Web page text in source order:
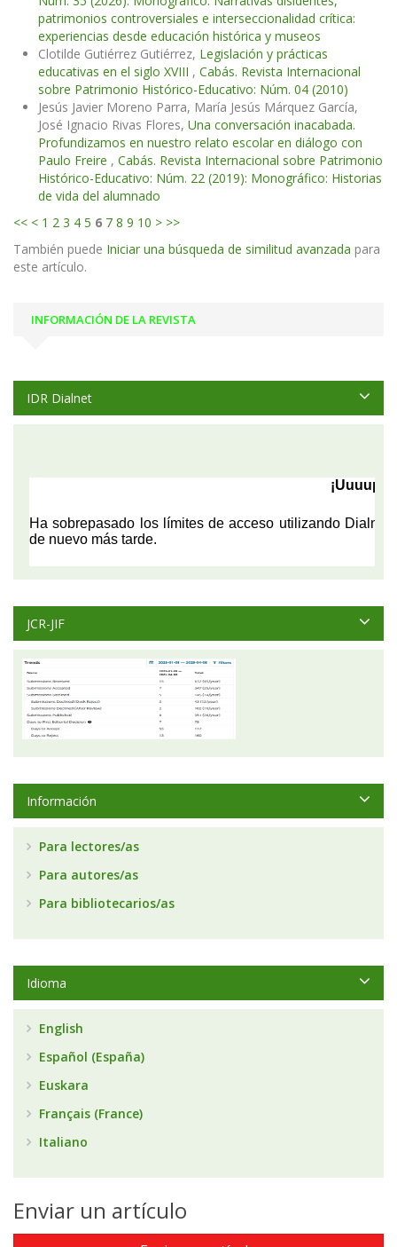
patrimonios controversiales e interseccionalidad crítica:
experiencias desde educación histórica y museos
Clotilde Gutiérrez Gutiérrez, Legislación y prácticas
educativas en el siglo XVIII , Cabás. Revista Internacional
sobre Patrimonio Histórico-Educativo: Núm. 04 (2010)
Jesús Javier Moreno Parra, María Jesús Márquez García,
José Ignacio Rivas Flores, Una conversación inacabada.
Profundizamos en nuestro relato escolar en diálogo con
Paulo Freire , Cabás. Revista Internacional sobre Patrimonio
Histórico-Educativo: Núm. 22 (2019): Monográfico: Historias
de vida del alumnado
<< < 1 2 3 4 5 6 7 8 9 10 > >>
También puede Iniciar una búsqueda de similitud avanzada para
este artículo.
INFORMACIÓN DE LA REVISTA
IDR Dialnet
JCR-JIF
Información
Para lectores/as
Para autores/as
Para bibliotecarios/as
Idioma
English
Español (España)
Euskara
Français (France)
Italiano
Enviar un artículo